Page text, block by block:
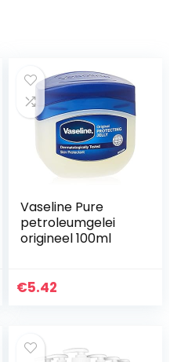
Vaseline Pure
petroleumgelei
origineel 100ml
€5.42